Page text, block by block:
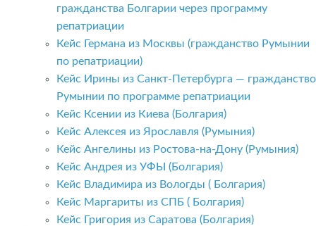
гражданства Болгарии через программу
репатриации
Кейс Германа из Москвы (гражданство Румынии
по репатриации)
Кейс Ирины из Санкт-Петербурга — гражданство
Румынии по программе репатриации
Кейс Ксении из Киева (Болгария)
Кейс Алексея из Ярославля (Румыния)
Кейс Ангелины из Ростова-на-Дону (Румыния)
Кейс Андрея из УФЫ (Болгария)
Кейс Владимира из Вологды ( Болгария)
Кейс Маргариты из СПБ ( Болгария)
Кейс Григория из Саратова (Болгария)